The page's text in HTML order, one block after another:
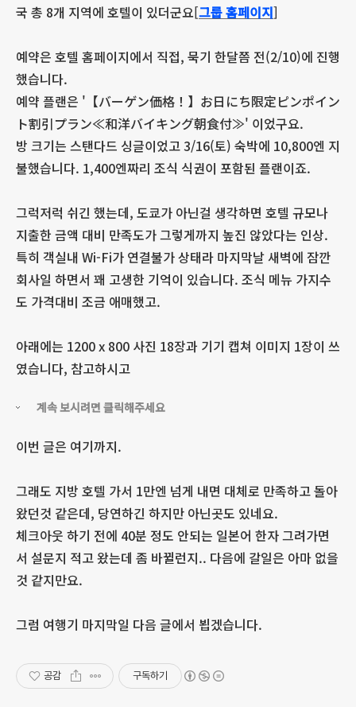
국 총 8개 지역에 호텔이 있더군요[그룹 홈페이지]
예약은 호텔 홈페이지에서 직접, 묵기 한달쯤 전(2/10)에 진행
했습니다.
예약 플랜은 '【バーゲン価格！】お日にち限定ピンポイン
ト割引プラン≪和洋バイキング朝食付≫' 이었구요.
방 크기는 스탠다드 싱글이었고 3/16(토) 숙박에 10,800엔 지
불했습니다. 1,400엔짜리 조식 식권이 포함된 플랜이죠.
그럭저럭 쉬긴 했는데, 도쿄가 아닌걸 생각하면 호텔 규모나
지출한 금액 대비 만족도가 그렇게까지 높진 않았다는 인상.
특히 객실내 Wi-Fi가 연결불가 상태라 마지막날 새벽에 잠깐
회사일 하면서 꽤 고생한 기억이 있습니다. 조식 메뉴 가지수
도 가격대비 조금 애매했고.
아래에는 1200 x 800 사진 18장과 기기 캡쳐 이미지 1장이 쓰
였습니다, 참고하시고
계속 보시려면 클릭해주세요
이번 글은 여기까지.
그래도 지방 호텔 가서 1만엔 넘게 내면 대체로 만족하고 돌아
왔던것 같은데, 당연하긴 하지만 아닌곳도 있네요.
체크아웃 하기 전에 40분 정도 안되는 일본어 한자 그려가면
서 설문지 적고 왔는데 좀 바뀔런지.. 다음에 갈일은 아마 없을
것 같지만요.
그럼 여행기 마지막일 다음 글에서 뵙겠습니다.
공감 구독하기